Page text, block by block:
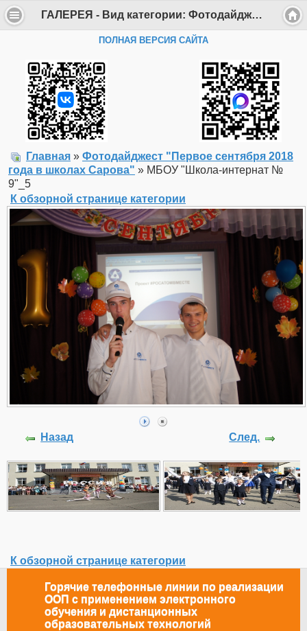
ГАЛЕРЕЯ - Вид категории: Фотодайджест "Первое сентября 2018 года в школах Сарова" - Фото: МБОУ "Школа-интернат № 9"_5 - Департамент образования Администрации г. Саров
ПОЛНАЯ ВЕРСИЯ САЙТА
Главная » Фотодайджест "Первое сентября 2018
года в школах Сарова" » МБОУ "Школа-интернат №
9"_5
К обзорной странице категории
Назад След.
К обзорной странице категории
Горячие телефонные линии по реализации
ООП с применением электронного
обучения и дистанционных
образовательных технологий